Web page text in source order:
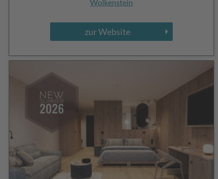
Wolkenstein
zur Website